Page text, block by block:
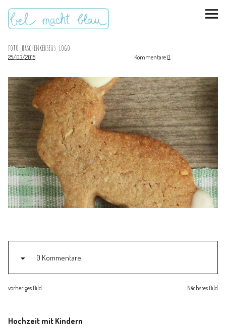
instagram
pinterestbloglovin
Malen + basteln
Feste feiern
Kinderzimmer
Mathe für Mamas
Über
foto_häschenkekse05_logo
25/03/2015 Kommentare 0
0 Kommentare
Nächstes Bild
vorheriges Bild
Hochzeit mit Kindern